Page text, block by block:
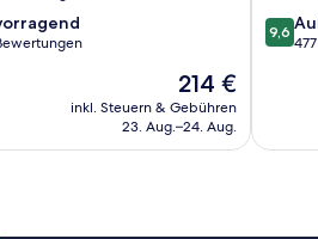
Der
Preis
beträgt
214 €
inkl. Steuern & Gebühren
23. Aug.–24. Aug.
9.6
von
9,6